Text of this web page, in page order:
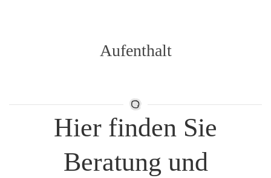
Aufenthalt
Hier finden Sie
Beratung und